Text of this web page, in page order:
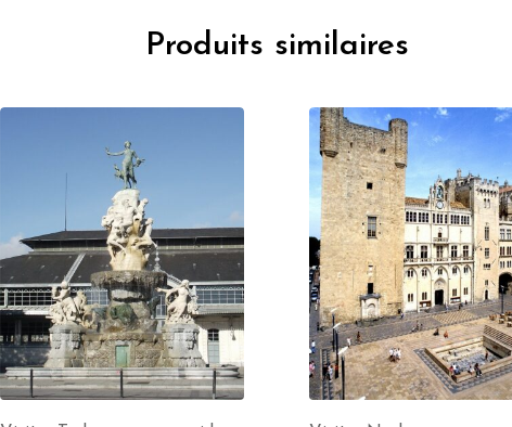
Produits similaires